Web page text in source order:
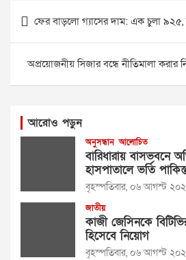
Post
navigation
ফের বাড়লো গ্যাসের দাম: এক চুলা
অপ্রয়োজনীয় সিজার বন্ধে নীতিমালা করার
আরোও পড়ুন
অনুসন্ধান আলোচিত
বারিধারায় বাসভবনে
হাসপাতালে ভর্তি
বৃহস্পতিবার, ০৬ আগস্ট
জাতীয়
কাজী জেসিনকে
হিসেবে নিয়োগ
বৃহস্পতিবার, ০৬ আগস্ট